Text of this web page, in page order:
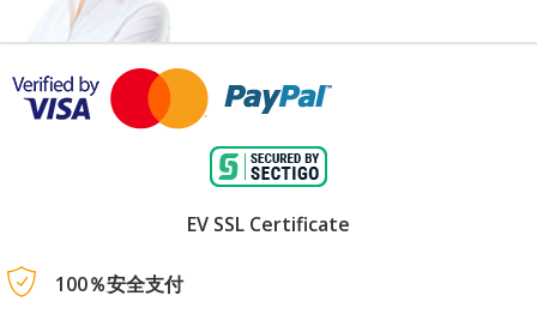
EV SSL Certificate
100％安全支付